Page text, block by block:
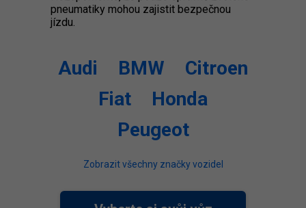
pneumatiky mohou zajistit bezpečnou
jízdu.
Audi BMW
Citroen
Fiat
Honda
Peugeot
Zobrazit všechny značky vozidel